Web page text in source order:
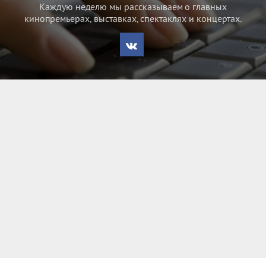
Каждую неделю мы рассказываем о главных
кинопремьерах, выставках, спектаклях и концертах.